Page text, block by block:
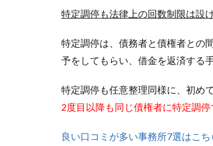
特定調停も法律上の回数制限は設
特定調停は、 債務者と債権者との
予をしてもらい、借金を返済する
特定調停も任意整理同様に、初め
2度目以降も同じ債権者に特定調
良い口コミが多い事務所7選はこち